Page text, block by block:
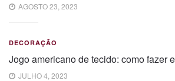
AGOSTO 23, 2023
DECORAÇÃO
Jogo americano de tecido: como fazer
JULHO 4, 2023